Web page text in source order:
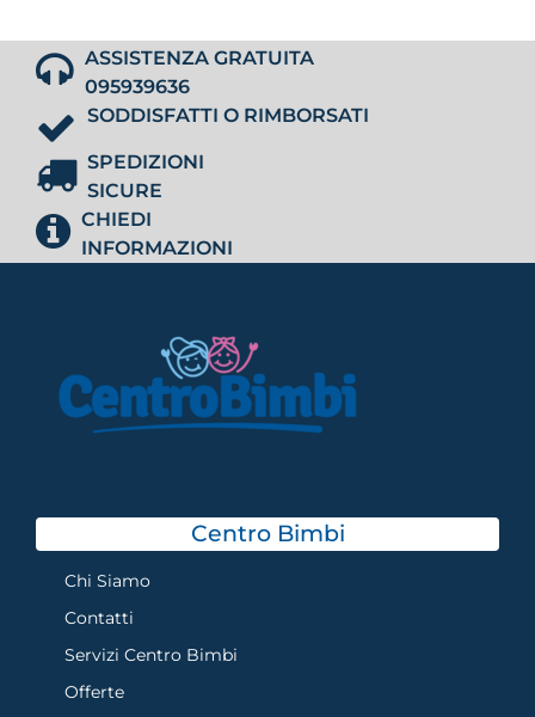
ASSISTENZA GRATUITA
095939636
SODDISFATTI O RIMBORSATI
SPEDIZIONI
SICURE
CHIEDI
INFORMAZIONI
Centro Bimbi
Chi Siamo
Contatti
Servizi Centro Bimbi
Offerte